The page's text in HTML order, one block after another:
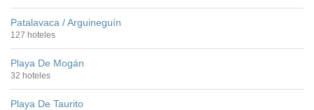
Patalavaca / Arguineguín
127 hoteles
Playa De Mogán
32 hoteles
Playa De Taurito